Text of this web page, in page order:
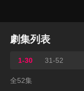
劇集列表
1-30 31-52
全52集